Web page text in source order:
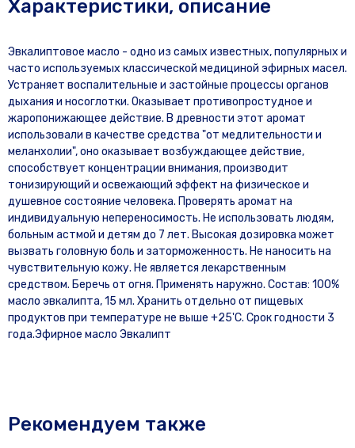
Характеристики, описание
Эвкалиптовое масло - одно из самых известных, популярных и
часто используемых классической медициной эфирных масел.
Устраняет воспалительные и застойные процессы органов
дыхания и носоглотки. Оказывает противопростудное и
жаропонижающее действие. В древности этот аромат
использовали в качестве средства "от медлительности и
меланхолии", оно оказывает возбуждающее действие,
способствует концентрации внимания, производит
тонизирующий и освежающий эффект на физическое и
душевное состояние человека. Проверять аромат на
индивидуальную непереносимость. Не использовать людям,
больным астмой и детям до 7 лет. Высокая дозировка может
вызвать головную боль и заторможенность. Не наносить на
чувствительную кожу. Не является лекарственным
средством. Беречь от огня. Применять наружно. Состав: 100%
масло эвкалипта, 15 мл. Хранить отдельно от пищевых
продуктов при температуре не выше +25'C. Срок годности 3
года.Эфирное масло Эвкалипт
Рекомендуем также